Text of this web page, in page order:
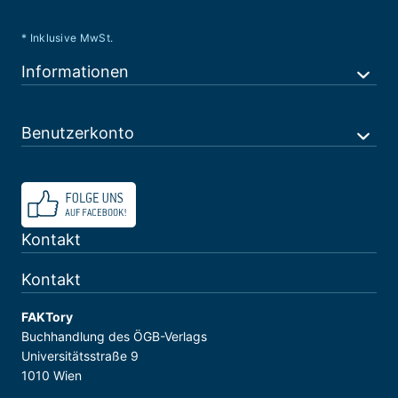
* Inklusive MwSt.
Informationen
Benutzerkonto
Kontakt
Kontakt
FAKTory
Buchhandlung des ÖGB-Verlags
Universitätsstraße 9
1010 Wien